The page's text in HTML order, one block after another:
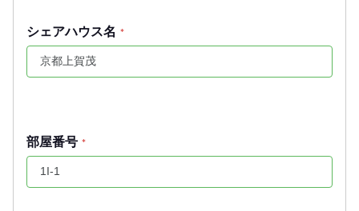
シェアハウス名 *
部屋番号 *